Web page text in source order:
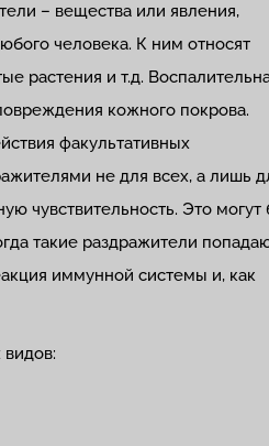
– вещества или явления,
человека. К ним относят
растения и т.д.
кожного покрова.
факультативных
не для всех, а лишь
чувствительность. Это могут
такие раздражители
иммунной системы и, как